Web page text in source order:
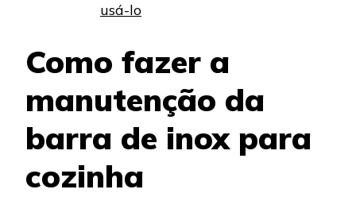
usá-lo
Como fazer a
manutenção da
barra de inox para
cozinha